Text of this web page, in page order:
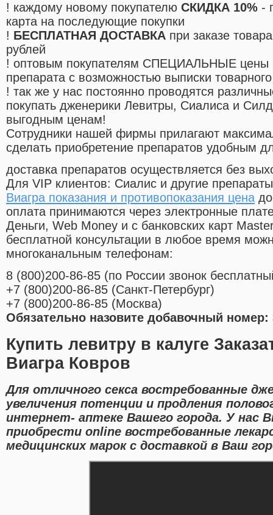
! каждому новому покупателю СКИДКА 10% -
карта на последующие покупки
! БЕСПЛАТНАЯ ДОСТАВКА при заказе
рублей
! оптовым покупателям СПЕЦИАЛЬНЫЕ цены
препарата с возможностью выписки
! так же у нас постоянно проводятся
покупать дженерики Левитры, Сиалиса и
выгодным ценам!
Cотрудники нашей фирмы прилагают
сделать приобретение препаратов удобным
доставка препаратов осуществляется без
Для VIP клиентов: Сиалис и другие
Виагра показания и противопоказания цена
оплата принимаются через электронные
Деньги, Web Money и с банковских карт
бесплатной консультации в любое время
многоканальным телефонам:
8 (800)200-86-85 (по России звонок
+7 (800)200-86-85 (Санкт-Петербург)
+7 (800)200-86-85 (Москва)
Обязательно назовите добавочный номер:
Купить левитру в калуге
Виагра Ковров
Для отличного секса востребованные
увеличения потенции и продления
интернет- аптеке Вашего города. У
приобрести online востребованные
медицинских марок с доставкой в Ваш